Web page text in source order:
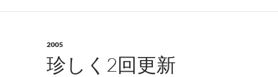
2005
珍しく2回更新